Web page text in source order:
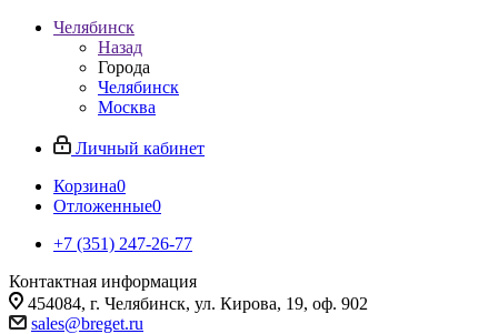
Челябинск
Назад
Города
Челябинск
Москва
Личный кабинет
Корзина0
Отложенные0
+7 (351) 247-26-77
Контактная информация
454084, г. Челябинск, ул. Кирова, 19, оф. 902
sales@breget.ru